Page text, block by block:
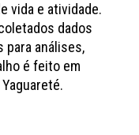
vida e atividade.
dados
análises,
é feito em